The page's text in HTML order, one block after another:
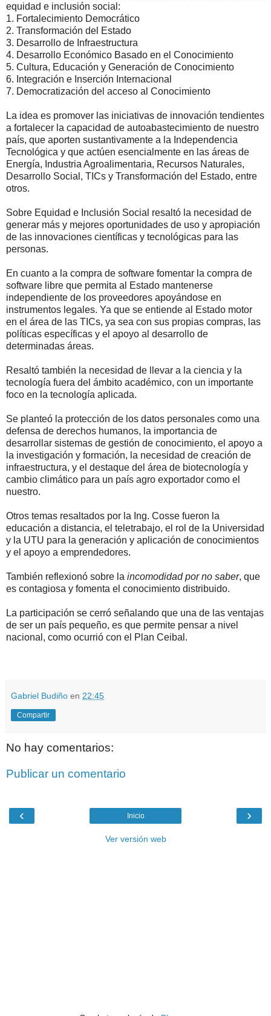
equidad e inclusión social:
1. Fortalecimiento Democrático
2. Transformación del Estado
3. Desarrollo de Infraestructura
4. Desarrollo Económico Basado en el Conocimiento
5. Cultura, Educación y Generación de Conocimiento
6. Integración e Inserción Internacional
7. Democratización del acceso al Conocimiento
La idea es promover las iniciativas de innovación tendientes
a fortalecer la capacidad de autoabastecimiento de nuestro
país, que aporten sustantivamente a la Independencia
Tecnológica y que actúen esencialmente en las áreas de
Energía, Industria Agroalimentaria, Recursos Naturales,
Desarrollo Social, TICs y Transformación del Estado, entre
otros.
Sobre Equidad e Inclusión Social resaltó la necesidad de
generar más y mejores oportunidades de uso y apropiación
de las innovaciones científicas y tecnológicas para las
personas.
En cuanto a la compra de software fomentar la compra de
software libre que permita al Estado mantenerse
independiente de los proveedores apoyándose en
instrumentos legales. Ya que se entiende al Estado motor
en el área de las TICs, ya sea con sus propias compras, las
políticas específicas y el apoyo al desarrollo de
determinadas áreas.
Resaltó también la necesidad de llevar a la ciencia y la
tecnología fuera del ámbito académico, con un importante
foco en la tecnología aplicada.
Se planteó la protección de los datos personales como una
defensa de derechos humanos, la importancia de
desarrollar sistemas de gestión de conocimiento, el apoyo a
la investigación y formación, la necesidad de creación de
infraestructura, y el destaque del área de biotecnología y
cambio climático para un país agro exportador como el
nuestro.
Otros temas resaltados por la Ing. Cosse fueron la
educación a distancia, el teletrabajo, el rol de la Universidad
y la UTU para la generación y aplicación de conocimientos
y el apoyo a emprendedores.
También reflexionó sobre la incomodidad por no saber, que
es contagiosa y fomenta el conocimiento distribuido.
La participación se cerró señalando que una de las ventajas
de ser un país pequeño, es que permite pensar a nivel
nacional, como ocurrió con el Plan Ceibal.
Gabriel Budiño en 22:45
Compartir
No hay comentarios:
Publicar un comentario
‹ ›
Inicio
Ver versión web